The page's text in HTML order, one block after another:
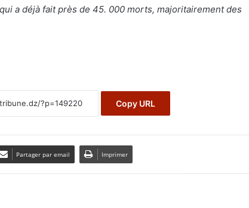
a déjà fait près de 45. 000 morts, majoritairement des
Copy URL
Partager par email Imprimer